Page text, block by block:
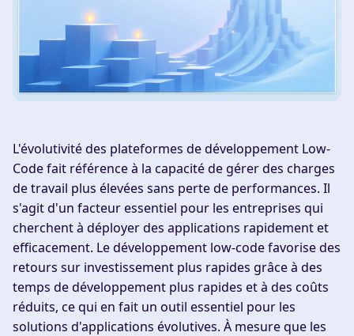
L'évolutivité des plateformes de développement Low-
Code fait référence à la capacité de gérer des charges
de travail plus élevées sans perte de performances. Il
s'agit d'un facteur essentiel pour les entreprises qui
cherchent à déployer des applications rapidement et
efficacement. Le développement low-code favorise des
retours sur investissement plus rapides grâce à des
temps de développement plus rapides et à des coûts
réduits, ce qui en fait un outil essentiel pour les
solutions d'applications évolutives. À mesure que les